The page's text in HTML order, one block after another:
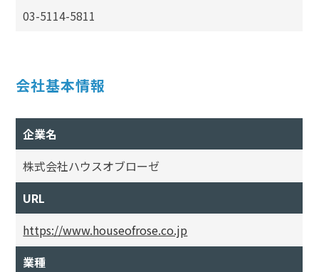
03-5114-5811
会社基本情報
企業名
株式会社ハウスオブローゼ
URL
https://www.houseofrose.co.jp
業種